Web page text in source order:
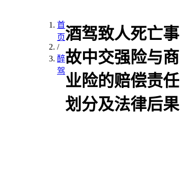
首
页
/
醉
驾
酒驾致人死亡事
故中交强险与商
业险的赔偿责任
划分及法律后果